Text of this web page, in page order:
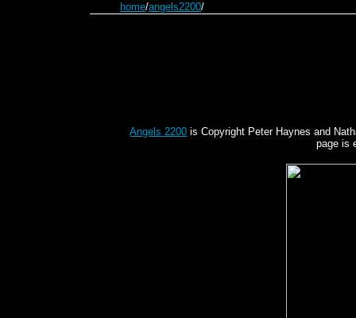
home/angels2200/
Angels 2200 is Copyright Peter Haynes and
page is